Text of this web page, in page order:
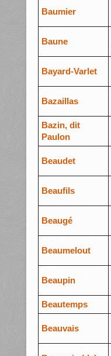
Baumier
Baune
Bayard-Varlet
Bazaillas
Bazin, dit
Paulon
Beaudet
Beaufils
Beaugé
Beaumelout
Beaupin
Beautemps
Beauvais